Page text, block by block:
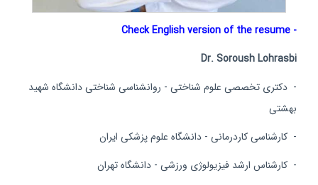
- Check English version of the resume
Dr. Soroush Lohrasbi
- دکتری تخصصی علوم شناختی - روانشناسی شناختی دانشگاه شهید
بهشتی
- کارشناسی کاردرمانی - دانشگاه علوم پزشکی ایران
- کارشناس ارشد فیزیولوژی ورزشی - دانشگاه تهران